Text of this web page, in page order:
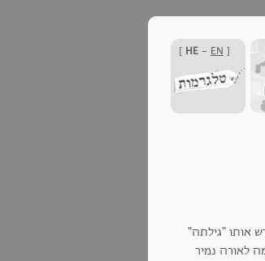
[
HE - EN
]
אותו "גילתה"
לאורה נמיר